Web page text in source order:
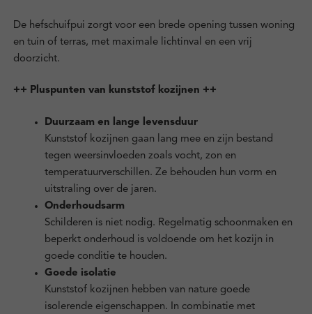
De hefschuifpui zorgt voor een brede opening tussen woning
en tuin of terras, met maximale lichtinval en een vrij
doorzicht.
++ Pluspunten van kunststof kozijnen ++
Duurzaam en lange levensduur
Kunststof kozijnen gaan lang mee en zijn bestand
tegen weersinvloeden zoals vocht, zon en
temperatuurverschillen. Ze behouden hun vorm en
uitstraling over de jaren.
Onderhoudsarm
Schilderen is niet nodig. Regelmatig schoonmaken en
beperkt onderhoud is voldoende om het kozijn in
goede conditie te houden.
Goede isolatie
Kunststof kozijnen hebben van nature goede
isolerende eigenschappen. In combinatie met